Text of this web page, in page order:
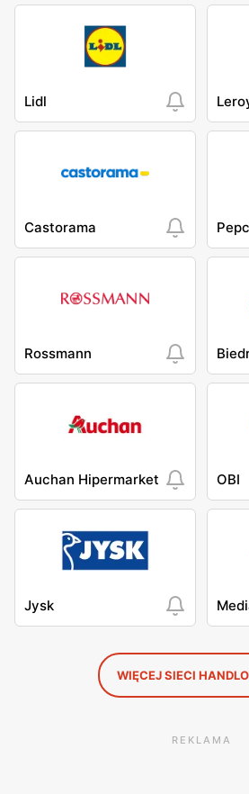
Lidl
Castorama
Rossmann
Auchan Hipermarket OBI
Jysk
WIĘCEJ SIECI
REKLAMA